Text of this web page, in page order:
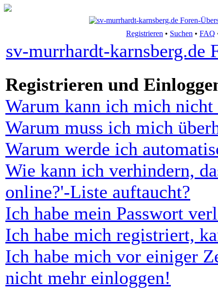
Registrieren • Suchen • FAQ
sv-murrhardt-karnsberg.de
Registrieren und
Warum kann ich mich nicht
Warum muss ich mich
Warum werde ich
Wie kann ich verhindern,
online?'-Liste auftaucht?
Ich habe mein Passwort
Ich habe mich registriert,
Ich habe mich vor einiger
nicht mehr einloggen!